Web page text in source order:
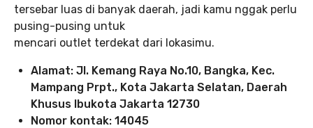
tersebar luas di banyak daerah, jadi kamu nggak perlu
pusing-pusing untuk
mencari outlet terdekat dari lokasimu.
Alamat: Jl. Kemang Raya No.10, Bangka, Kec.
Mampang Prpt., Kota Jakarta Selatan, Daerah
Khusus Ibukota Jakarta 12730
Nomor kontak: 14045